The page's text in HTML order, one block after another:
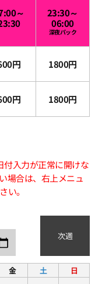
～
23:30～
06:00
深夜パック
円 1800円
円 1800円
付入力が正常に開けな
場合は、右上メニュ
い。
次週
金 土 日